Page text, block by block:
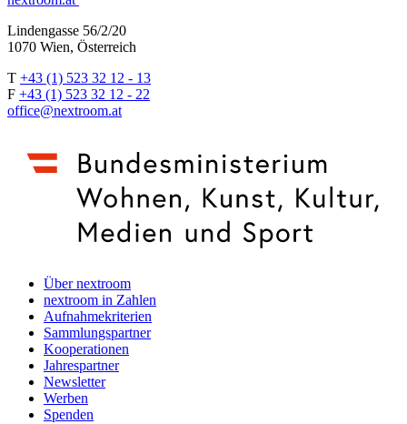
Lindengasse 56/2/20
1070 Wien, Österreich
T +43 (1) 523 32 12 - 13
F +43 (1) 523 32 12 - 22
office@nextroom.at
Über nextroom
nextroom in Zahlen
Aufnahmekriterien
Sammlungspartner
Kooperationen
Jahrespartner
Newsletter
Werben
Spenden